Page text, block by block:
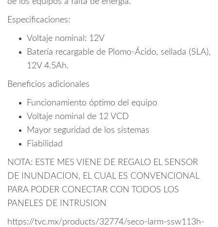
Especificaciones:
Voltaje nominal: 12V
Batería recargable de Plomo-Ácido, sellada (SLA),
12V 4.5Ah.
Beneficios adicionales
Funcionamiento óptimo del equipo
Voltaje nominal de 12 VCD
Mayor seguridad de los sistemas
Fiabilidad
NOTA: ESTE MES VIENE DE REGALO EL SENSOR
DE INUNDACION, EL CUAL ES CONVENCIONAL
PARA PODER CONECTAR CON TODOS LOS
PANELES DE INTRUSION
https://tvc.mx/products/32774/seco-larm-ssw113h-